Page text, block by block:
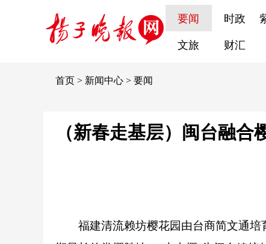
要闻 时政
文旅 财汇
首页 > 新闻中心 > 要闻
（新春走基层）闽台融
福建清流赖坊樱花园由台商简文通